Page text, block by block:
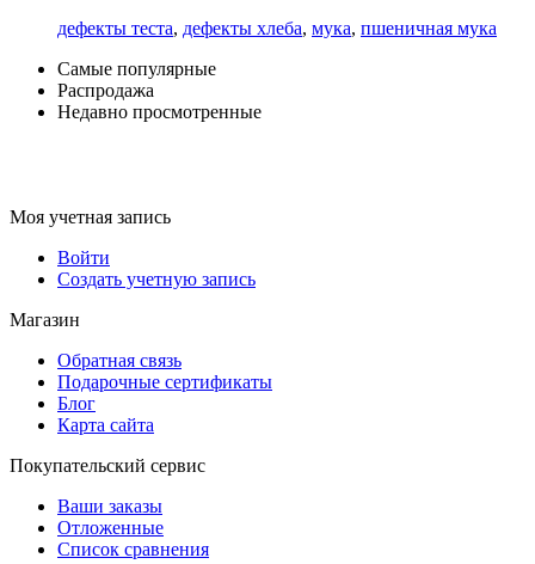
дефекты теста, дефекты хлеба, мука, пшеничная мука
Самые популярные
Распродажа
Недавно просмотренные
Моя учетная запись
Войти
Создать учетную запись
Магазин
Обратная связь
Подарочные сертификаты
Блог
Карта сайта
Покупательский сервис
Ваши заказы
Отложенные
Список сравнения